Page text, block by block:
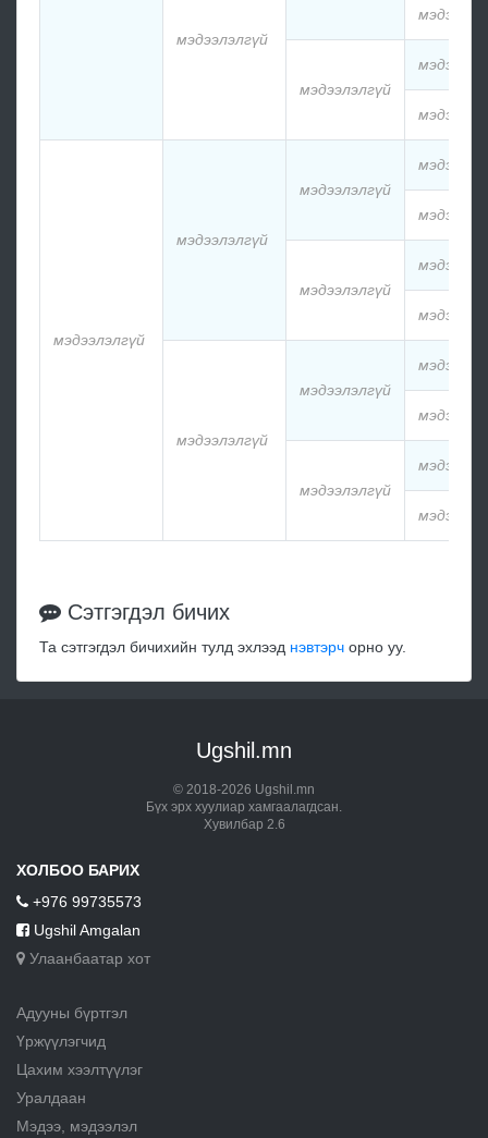
мэдээлэлгүй
мэдээлэлгүй
мэдээлэлгүй
мэдээлэлгүй
мэдээлэлгүй
мэдээлэлгүй
мэдээлэлгүй
мэдээлэлгүй
мэдээлэлгүй
Сэтгэгдэл бичих
Та сэтгэгдэл бичихийн тулд эхлээд нэвтэрч орно уу.
Ugshil.mn
© 2018-2026 Ugshil.mn
Бүх эрх хуулиар хамгаалагдсан.
Хувилбар 2.6
ХОЛБОО БАРИХ
+976 99735573
Ugshil Amgalan
Улаанбаатар хот
Адууны бүртгэл
Үржүүлэгчид
Цахим хээлтүүлэг
Уралдаан
Мэдээ, мэдээлэл